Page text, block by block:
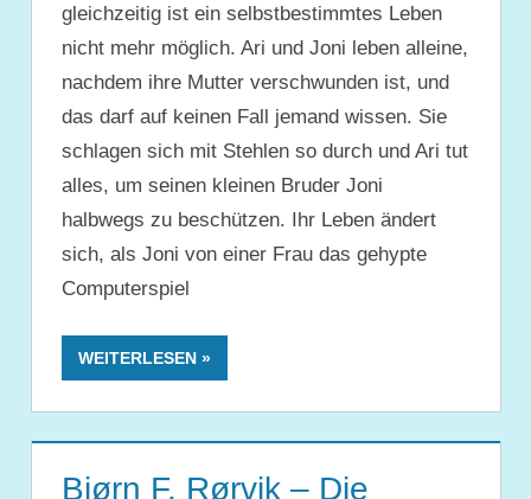
gleichzeitig ist ein selbstbestimmtes Leben
nicht mehr möglich. Ari und Joni leben alleine,
nachdem ihre Mutter verschwunden ist, und
das darf auf keinen Fall jemand wissen. Sie
schlagen sich mit Stehlen so durch und Ari tut
alles, um seinen kleinen Bruder Joni
halbwegs zu beschützen. Ihr Leben ändert
sich, als Joni von einer Frau das gehypte
Computerspiel
WEITERLESEN
Bjørn F. Rørvik – Die